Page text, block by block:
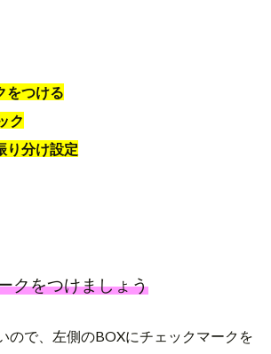
つける
ク
分け設定
クをつけましょう
ので、左側のBOXにチェックマークを